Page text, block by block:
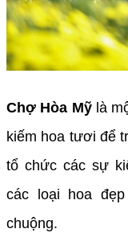
Chợ Hòa Mỹlà
kiếm hoa tươi để
tổ chức các sự
các loại hoa
chuộng.